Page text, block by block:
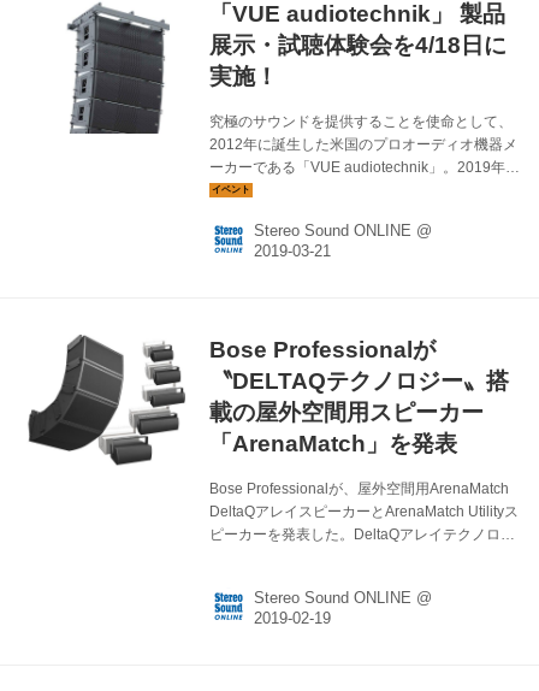
「VUE audiotechnik」 製品
展示・試聴体験会を4/18日に
実施！
究極のサウンドを提供することを使命として、
2012年に誕生した米国のプロオーディオ機器メ
ーカーである「VUE audiotechnik」。2019年4
月1日より輸入代理として日本国内での取り扱い
式会社にて、来たる4月18日（木）、製品展示
および試聴体験会が行われる。 プロオーディオ
参加できるイベントとなっている。開催に関す
る詳細は以下の通りとなっているので、この機
会にぜひ貴重な体験をしてみてはいかがだろう
か。 ■日時：...
Stereo Sound ONLINE @
Bose Professionalが
〝DELTAQテクノロジー〟搭
載の屋外空間用スピーカー
「ArenaMatch」を発表
Bose Professionalが、屋外空間用ArenaMatch
DeltaQアレイスピーカーとArenaMatch Utilityス
ピーカーを発表した。DeltaQアレイテクノロジ
の柔軟性を、高い音響性能が求められる屋外空
間においても実現。スタジアム、競技場、エン
Stereo Sound ONLINE @